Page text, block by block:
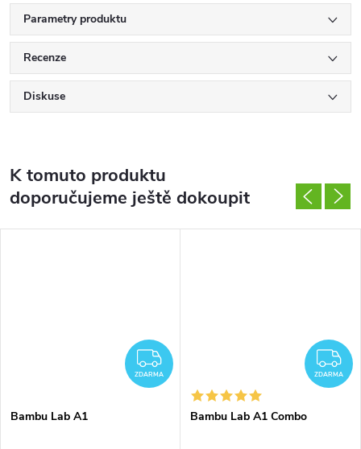
Parametry produktu
Recenze
Diskuse
K tomuto produktu
doporučujeme ještě dokoupit
ZDARMA
ZDARMA
Bambu Lab A1
ZDARMA
Bambu Lab A1 Combo